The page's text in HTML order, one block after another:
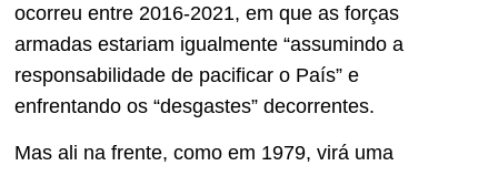
ocorreu entre 2016-2021, em que as forças
armadas estariam igualmente “assumindo a
responsabilidade de pacificar o País” e
enfrentando os “desgastes” decorrentes.
Mas ali na frente, como em 1979, virá uma